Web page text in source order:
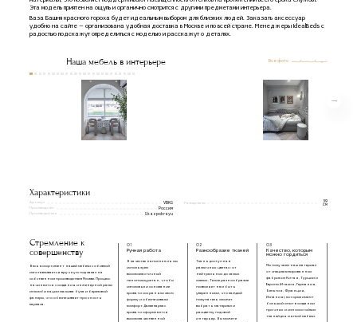
Эта модель приятен на ощупь и органично смотрится с другими предметами интерьера.
Ваза Башня красного гороха будет идеальным выбором для близких людей. Заказать аксессуар
удобно на сайте — организована удобная доставка в Москве и по всей стране. Менеджеры IdealBeds с
радостью подскажут определиться с моделью и расскажут о деталях.
Наша мебель в интерьере Все фото
Характеристики
Артикул
VBKG
Производство
Россия
Производитель
Skazpokrayu
Размер вазы
39
см
Стремление к
совершенству
Весь ассортимент нашей мебели с обивкой
изготавливается вручную под заказ на
собственном производстве в Москве. Процесс
начинается с создания инженерной рамы
из комбинации массива бука и березовой
фанеры, что обеспечивает прочность
каркаса.
01
Ручная работа
В качестве наполнения мы
используем
высокоэластичный
пенополиуретан, чтобы
изголовье и основание
кровати сохраняли свою
форму и обеспечивали
комфорт. Далее каркас
кровати оформляется
высококачественной
02
Разнообразие тканей
Ткань доступна в
различных цветах: от
нейтральных до самых
смелых. Такое разнообразие
позволяет нам быть
уверенными, что каждый
покупатель сможет
выбрать материал и
расцветку под свой
интерьер. Вы можете
03
Качество, которым
можно гордиться
Мы получаем наш материал
от специализированных
фабрик из Китая, Турции и
Европы (Италия, Германия,
Бельгия, Франция,
Испания), которые имеют
большой опыт в создании
прочных и износостойких
тканей для мягкой мебели.